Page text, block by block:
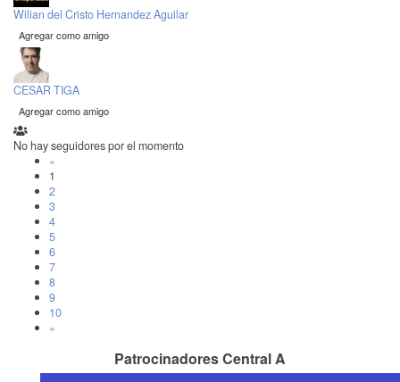
Wilian del Cristo Hernandez Aguilar
Agregar como amigo
CESAR TIGA
Agregar como amigo
No hay seguidores por el momento
«
1
2
3
4
5
6
7
8
9
10
»
Patrocinadores Central A